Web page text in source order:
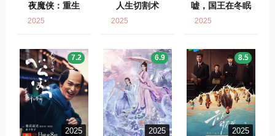
夜魔侠：重生
2025
人生切割术
2025
嘘，国王在冬眠
2025
2025
7.2
2025
6.9
2025
8.5